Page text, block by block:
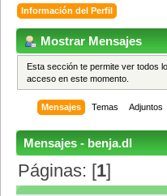
Información del Perfil
Mostrar Mensajes
Esta sección te permite ver todos
acceso en este momento.
Mensajes Temas Adjuntos
Mensajes - benja.dl
Páginas: [1]